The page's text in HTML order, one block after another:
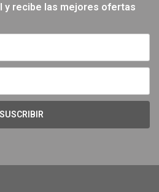
y recibe las mejores ofertas
SUSCRIBIR